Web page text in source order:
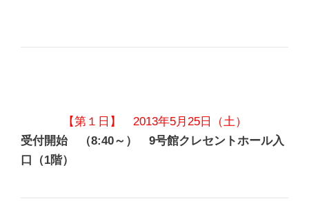
【第１日】 2013年5月25日（土）
受付開始 （8:40～）
9号館クレセントホール入
口（1階）